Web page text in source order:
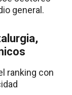
general.
ranking con